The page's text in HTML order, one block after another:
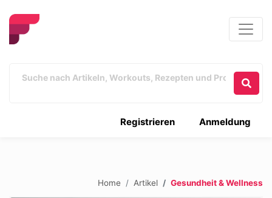
Anmeldung
Registrieren
Home Artikel Gesundheit & Wellness